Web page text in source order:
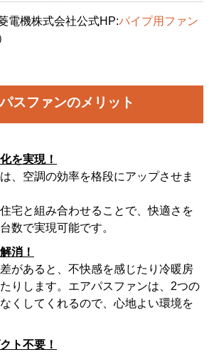
電機株式会社公式HP:パイプ用ファン
スファンのメリット
を実現！
、空調の効率を格段にアップさせま
宅と組み合わせることで、快適さを
数で実現可能です。
消！
があると、不快感を感じたり冷暖房
りします。エアパスファンは、2つの
くしてくれるので、心地よい環境を
ト不要！